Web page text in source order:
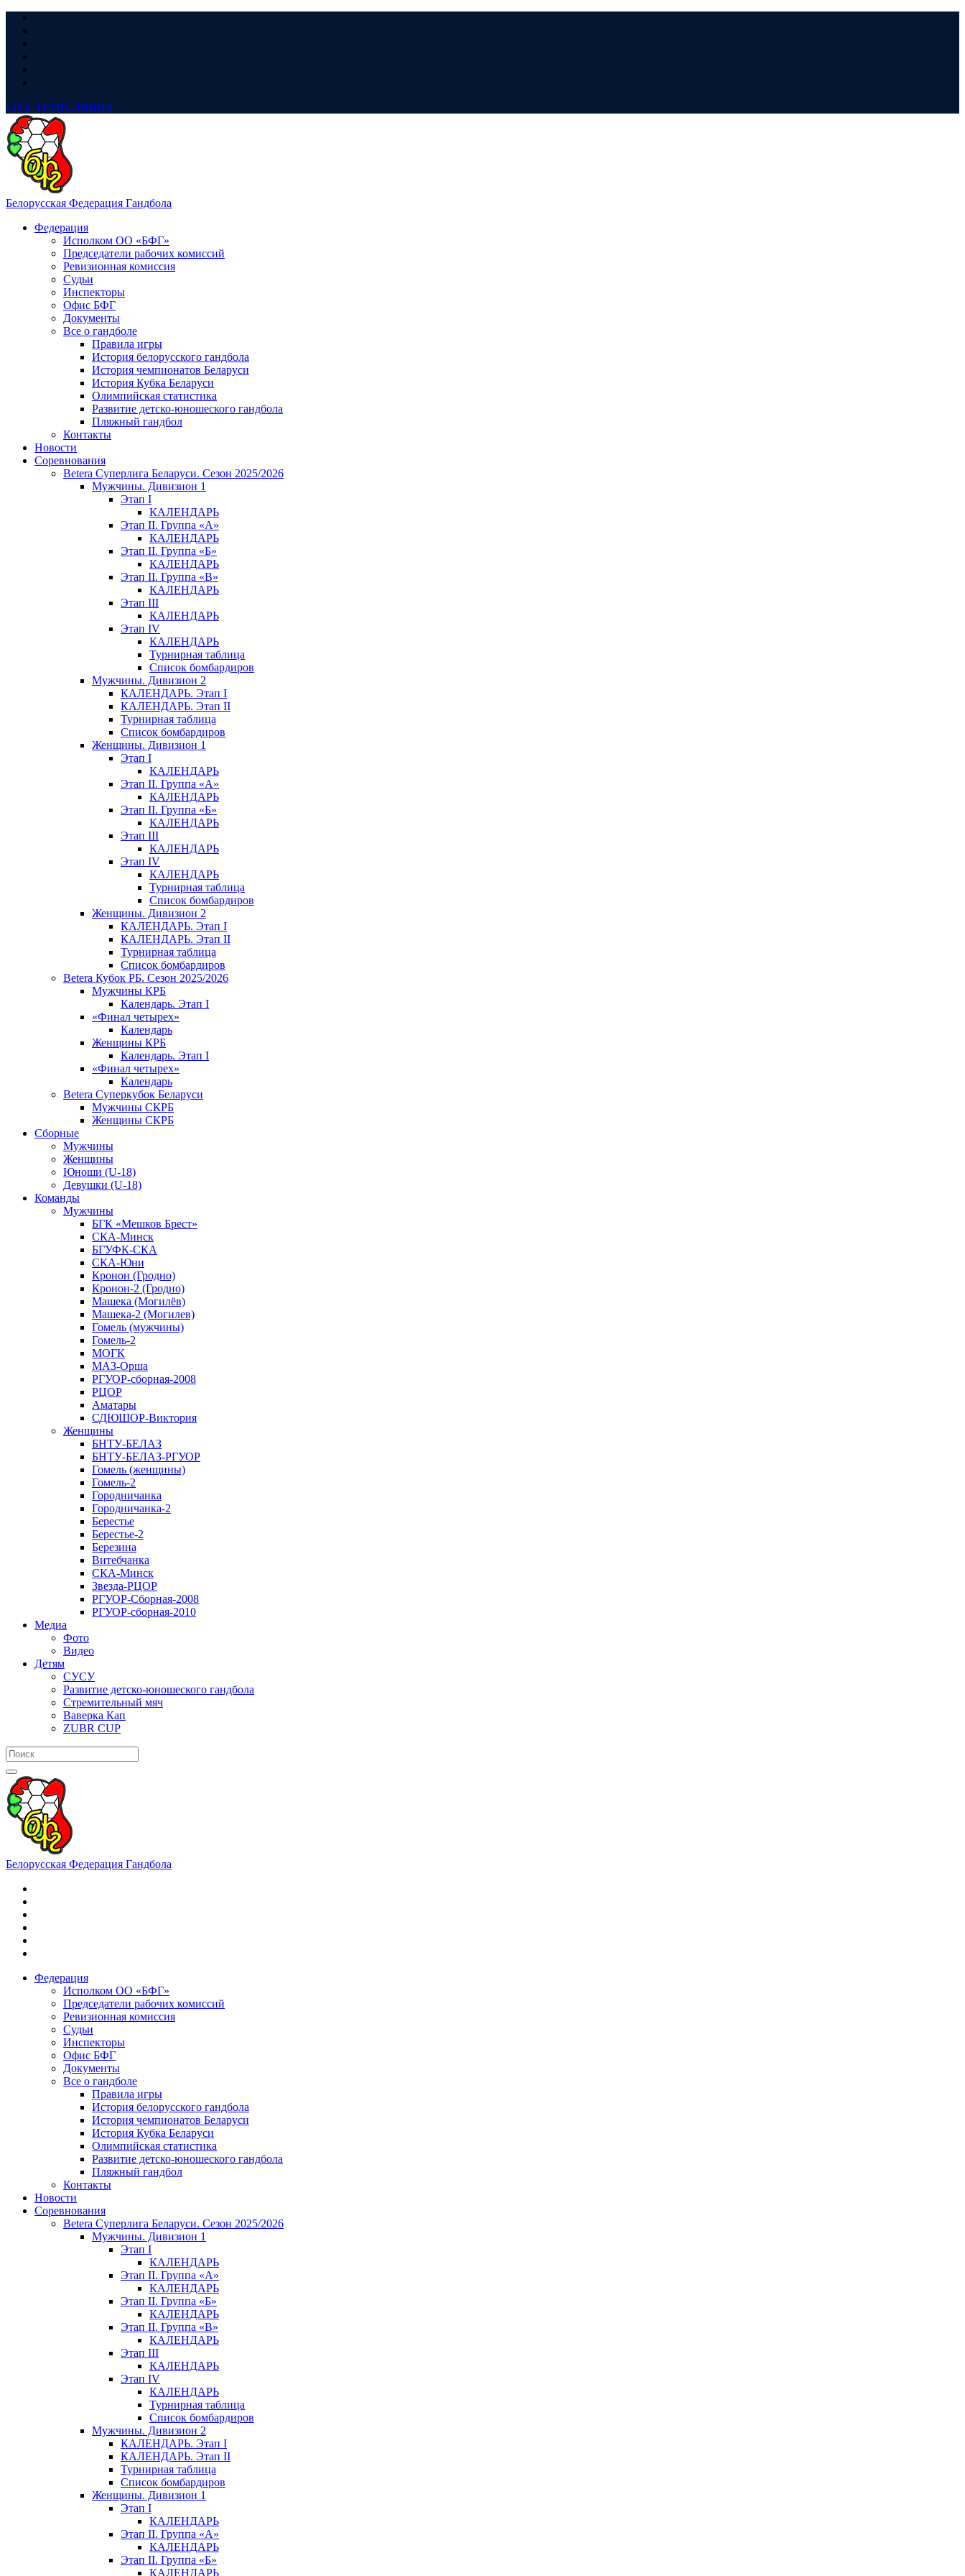
LIVE ТРАНСЛЯЦИЯ
Белорусская Федерация Гандбола
Федерация
Исполком ОО «БФГ»
Председатели рабочих комиссий
Ревизионная комиссия
Судьи
Инспекторы
Офис БФГ
Документы
Все о гандболе
Правила игры
История белорусского гандбола
История чемпионатов Беларуси
История Кубка Беларуси
Олимпийская статистика
Развитие детско-юношеского гандбола
Пляжный гандбол
Контакты
Новости
Соревнования
Betera Суперлига Беларуси. Сезон 2025/2026
Мужчины. Дивизион 1
Этап I
КАЛЕНДАРЬ
Этап II. Группа «А»
КАЛЕНДАРЬ
Этап II. Группа «Б»
КАЛЕНДАРЬ
Этап II. Группа «В»
КАЛЕНДАРЬ
Этап III
КАЛЕНДАРЬ
Этап IV
КАЛЕНДАРЬ
Турнирная таблица
Список бомбардиров
Мужчины. Дивизион 2
КАЛЕНДАРЬ. Этап I
КАЛЕНДАРЬ. Этап II
Турнирная таблица
Список бомбардиров
Женщины. Дивизион 1
Этап I
КАЛЕНДАРЬ
Этап II. Группа «А»
КАЛЕНДАРЬ
Этап II. Группа «Б»
КАЛЕНДАРЬ
Этап III
КАЛЕНДАРЬ
Этап IV
КАЛЕНДАРЬ
Турнирная таблица
Список бомбардиров
Женщины. Дивизион 2
КАЛЕНДАРЬ. Этап I
КАЛЕНДАРЬ. Этап II
Турнирная таблица
Список бомбардиров
Betera Кубок РБ. Сезон 2025/2026
Мужчины КРБ
Календарь. Этап I
«Финал четырех»
Календарь
Женщины КРБ
Календарь. Этап I
«Финал четырех»
Календарь
Betera Суперкубок Беларуси
Мужчины СКРБ
Женщины СКРБ
Сборные
Мужчины
Женщины
Юноши (U-18)
Девушки (U-18)
Команды
Мужчины
БГК «Мешков Брест»
СКА-Минск
БГУФК-СКА
СКА-Юни
Кронон (Гродно)
Кронон-2 (Гродно)
Машека (Могилёв)
Машека-2 (Могилев)
Гомель (мужчины)
Гомель-2
МОГК
МАЗ-Орша
РГУОР-сборная-2008
РЦОР
Аматары
СДЮШОР-Виктория
Женщины
БНТУ-БЕЛАЗ
БНТУ-БЕЛАЗ-РГУОР
Гомель (женщины)
Гомель-2
Городничанка
Городничанка-2
Берестье
Берестье-2
Березина
Витебчанка
СКА-Минск
Звезда-РЦОР
РГУОР-Сборная-2008
РГУОР-сборная-2010
Медиа
Фото
Видео
Детям
СУСУ
Развитие детско-юношеского гандбола
Стремительный мяч
Ваверка Кап
ZUBR CUP
Белорусская Федерация Гандбола
Федерация
Исполком ОО «БФГ»
Председатели рабочих комиссий
Ревизионная комиссия
Судьи
Инспекторы
Офис БФГ
Документы
Все о гандболе
Правила игры
История белорусского гандбола
История чемпионатов Беларуси
История Кубка Беларуси
Олимпийская статистика
Развитие детско-юношеского гандбола
Пляжный гандбол
Контакты
Новости
Соревнования
Betera Суперлига Беларуси. Сезон 2025/2026
Мужчины. Дивизион 1
Этап I
КАЛЕНДАРЬ
Этап II. Группа «А»
КАЛЕНДАРЬ
Этап II. Группа «Б»
КАЛЕНДАРЬ
Этап II. Группа «В»
КАЛЕНДАРЬ
Этап III
КАЛЕНДАРЬ
Этап IV
КАЛЕНДАРЬ
Турнирная таблица
Список бомбардиров
Мужчины. Дивизион 2
КАЛЕНДАРЬ. Этап I
КАЛЕНДАРЬ. Этап II
Турнирная таблица
Список бомбардиров
Женщины. Дивизион 1
Этап I
КАЛЕНДАРЬ
Этап II. Группа «А»
КАЛЕНДАРЬ
Этап II. Группа «Б»
КАЛЕНДАРЬ